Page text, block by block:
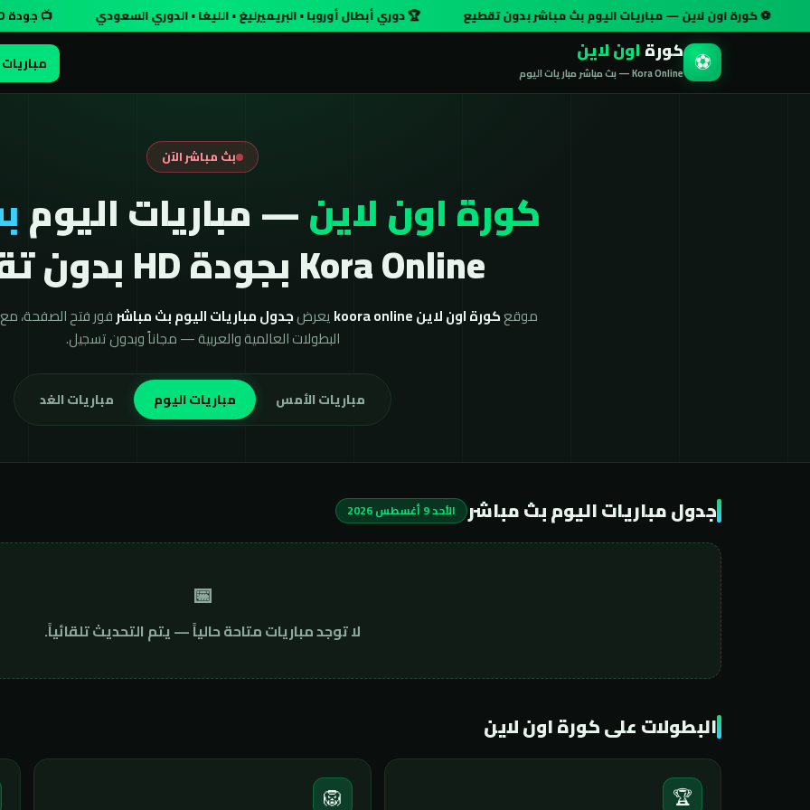
كورة اون لاين — مباريات اليوم بث مباشر بدون تقطيع 🏆 دوري أبطال أوروبا • البريميرليغ • الليغا • الدوري السعودي 📺 جودة HD مجاناً وبدون تسجيل
⚽ كورة اون لاين
Kora Online — بث مباشر مباريات اليوم
بث مباشر الآن
كورة اون لاين— مباريات اليوم
Kora Online بجودة HD بدون تقطيع
موقعكورة اون لاين koora online يعرضجدول مباريات اليوم بث مباشرفور فتح الصفحة،
البطولات العالمية والعربية — مجاناً وبدون تسجيل.
مباريات الأمس مباريات اليوم مباريات الغد
جدول مباريات اليوم بث مباشر الأحد 9 أغسطس 2026
📅
لا توجد مباريات متاحة حالياً — يتم التحديث تلقائياً.
البطولات على كورة اون لاين
🏆
🦁